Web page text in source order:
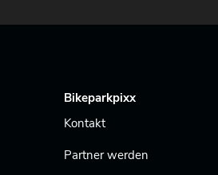
Bikeparkpixx
Kontakt
Partner werden